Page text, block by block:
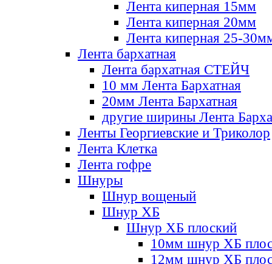
Лента киперная 15мм
Лента киперная 20мм
Лента киперная 25-
Лента бархатная
Лента бархатная СТЕЙЧ
10 мм Лента Бархатная
20мм Лента Бархатная
другие ширины Лента
Ленты Георгиевские и Триколор
Лента Клетка
Лента гофре
Шнуры
Шнур вощеный
Шнур ХБ
Шнур ХБ плоский
10мм шнур ХБ
12мм шнур ХБ